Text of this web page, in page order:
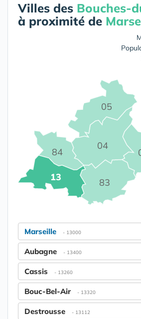
Villes des Bouches-
à proximité de
04
05
13 83
84
Marseille - 13000
Aubagne - 13400
Cassis - 13260
Bouc-Bel-Air - 13320
Destrousse - 13112